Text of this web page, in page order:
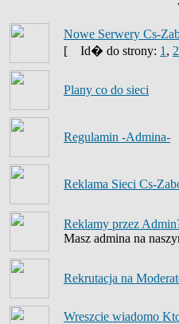
Nowe Serwery Cs-
[
Id� do strony: 1 , 2
Plany co do sieci
Regulamin -Admina-
Reklama Sieci Cs-
Reklamy przez
Masz admina na
Rekrutacja na
Wreszcie wiadomo